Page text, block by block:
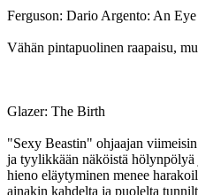
Ferguson: Dario Argento: An
Vähän pintapuolinen raapaisu,
Glazer: The Birth
"Sexy Beastin" ohjaajan
ja tyylikkään näköistä
hieno eläytyminen menee
ainakin kahdelta ja puolelta